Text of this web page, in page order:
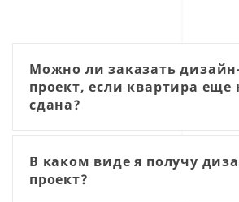
Можно ли заказать
проект, если квартира еще
сдана?
В каком виде я получу
проект?